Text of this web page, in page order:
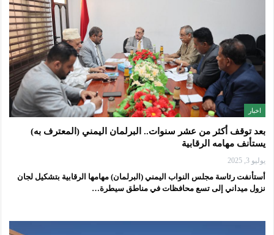
اخبار
بعد توقف أكثر من عشر سنوات.. البرلمان اليمني (المعترف به)
يستأنف مهامه الرقابية
يوليو 3, 2025
أستأنفت رئاسة مجلس النواب اليمني (البرلمان) مهامها الرقابية بتشكيل لجان
نزول ميداني إلى تسع محافظات في مناطق سيطرة…